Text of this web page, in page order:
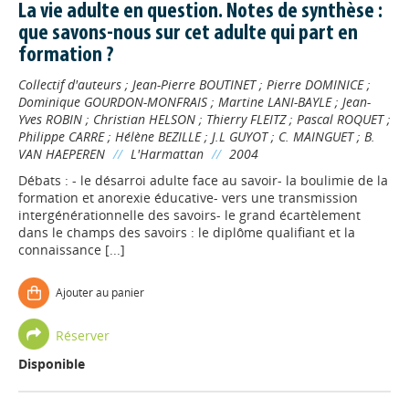
La vie adulte en question. Notes de synthèse :
que savons-nous sur cet adulte qui part en
formation ?
Collectif d'auteurs ; Jean-Pierre BOUTINET; Pierre DOMINICE;
Dominique GOURDON-MONFRAIS ; Martine LANI-BAYLE; Jean-
Yves ROBIN ; Christian HELSON ; Thierry FLEITZ; Pascal ROQUET;
Philippe CARRE; Hélène BEZILLE; J.L GUYOT; C. MAINGUET; B.
VAN HAEPEREN // L'Harmattan // 2004
Débats : - le désarroi adulte face au savoir- la boulimie de la
formation et anorexie éducative- vers une transmission
intergénérationnelle des savoirs- le grand écartèlement
dans le champs des savoirs : le diplôme qualifiant et la
connaissance [...]
Ajouter au panier
Réserver
Disponible